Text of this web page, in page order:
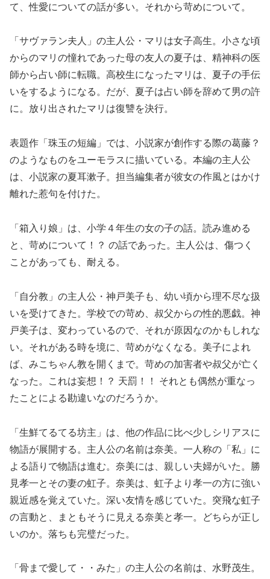
て、性愛についての話が多い。それから苛めについて。
「サヴァラン夫人」の主人公・マリは女子高生。小さな頃
からのマリの憧れであった母の友人の夏子は、精神科の医
師から占い師に転職。高校生になったマリは、夏子の手伝
いをするようになる。だが、夏子は占い師を辞めて男の許
に。放り出されたマリは復讐を決行。
表題作「珠玉の短編」では、小説家が創作する際の葛藤？
のようなものをユーモラスに描いている。本編の主人公
は、小説家の夏耳漱子。担当編集者が彼女の作風とはかけ
離れた惹句を付けた。
「箱入り娘」は、小学４年生の女の子の話。読み進める
と、苛めについて！？ の話であった。主人公は、傷つく
ことがあっても、耐える。
「自分教」の主人公・神戸美子も、幼い頃から理不尽な扱
いを受けてきた。学校での苛め、叔父からの性的悪戯。神
戸美子は、変わっているので、それが原因なのかもしれな
い。それがある時を境に、苛めがなくなる。美子によれ
ば、みこちゃん教を開くまで。苛めの加害者や叔父が亡く
なった。これは妄想！？ 天罰！！ それとも偶然が重なっ
たことによる勘違いなのだろうか。
「生鮮てるてる坊主」は、他の作品に比べ少しシリアスに
物語が展開する。主人公の名前は奈美。一人称の「私」に
よる語りで物語は進む。奈美には、親しい夫婦がいた。勝
見孝一とその妻の虹子。奈美は、虹子より孝一の方に強い
親近感を覚えていた。深い友情を感じていた。突飛な虹子
の言動と、まともそうに見える奈美と孝一。どちらが正し
いのか。落ちも完璧だった。
「骨まで愛して・・みた」の主人公の名前は、水野茂生。